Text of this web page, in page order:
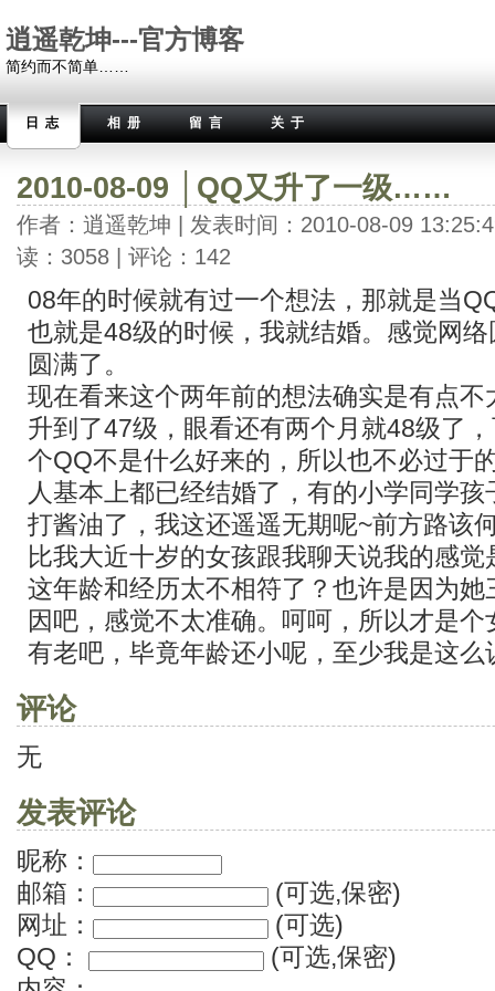
逍遥乾坤---官方博客
简约而不简单……
日志 相册 留言 关于
2010-08-09 │QQ又升了一级……
作者：逍遥乾坤 | 发表时间：2010-08-09
读：3058 | 评论：142
08年的时候就有过一个想法，那就是当
也就是48级的时候，我就结婚。感觉网
圆满了。
现在看来这个两年前的想法确实是有点
升到了47级，眼看还有两个月就48级了
个QQ不是什么好来的，所以也不必过于
人基本上都已经结婚了，有的小学同学
打酱油了，我这还遥遥无期呢~前方路该
比我大近十岁的女孩跟我聊天说我的感
这年龄和经历太不相符了？也许是因为
因吧，感觉不太准确。呵呵，所以才是
有老吧，毕竟年龄还小呢，至少我是这
评论
无
发表评论
昵称：
邮箱：
(可选,保密)
网址：
(可选)
QQ：
(可选,保密)